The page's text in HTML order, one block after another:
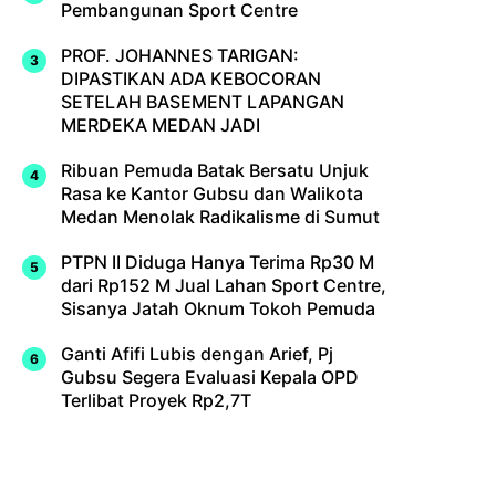
Pembangunan Sport Centre
PROF. JOHANNES TARIGAN:
DIPASTIKAN ADA KEBOCORAN
SETELAH BASEMENT LAPANGAN
MERDEKA MEDAN JADI
Ribuan Pemuda Batak Bersatu Unjuk
Rasa ke Kantor Gubsu dan Walikota
Medan Menolak Radikalisme di Sumut
PTPN II Diduga Hanya Terima Rp30 M
dari Rp152 M Jual Lahan Sport Centre,
Sisanya Jatah Oknum Tokoh Pemuda
Ganti Afifi Lubis dengan Arief, Pj
Gubsu Segera Evaluasi Kepala OPD
Terlibat Proyek Rp2,7T